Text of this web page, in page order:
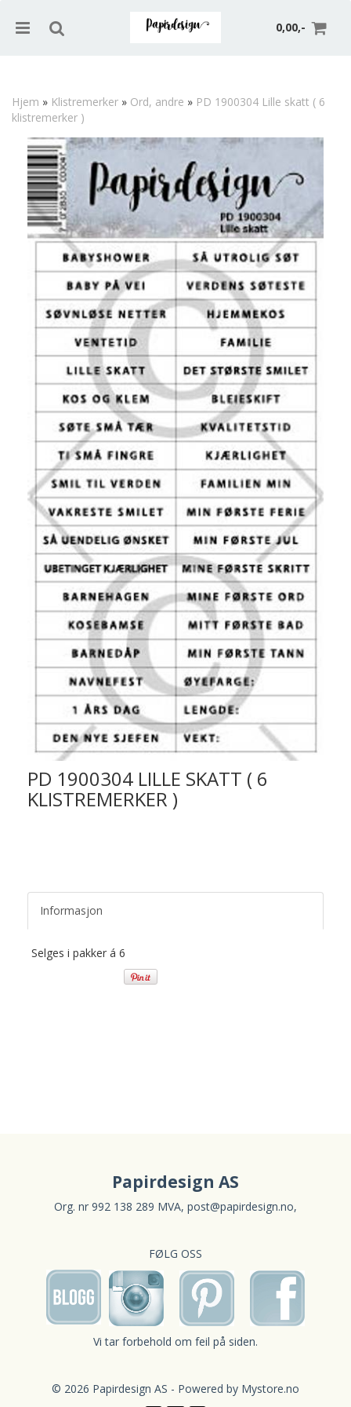
0,00,-
Hjem » Klistremerker » Ord, andre » PD 1900304 Lille skatt ( 6
klistremerker )
PD 1900304 LILLE SKATT ( 6
KLISTREMERKER )
Informasjon
Selges i pakker á 6
Papirdesign AS
Org. nr 992 138 289 MVA, post@papirdesign.no,
FØLG OSS
Vi tar forbehold om feil på siden.
© 2026 Papirdesign AS - Powered by Mystore.no
Trykk ENTER for å søke